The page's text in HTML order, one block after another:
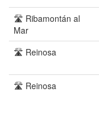
🛣️ Ribamontán al
Mar
🛣️ Reinosa
🛣️ Reinosa